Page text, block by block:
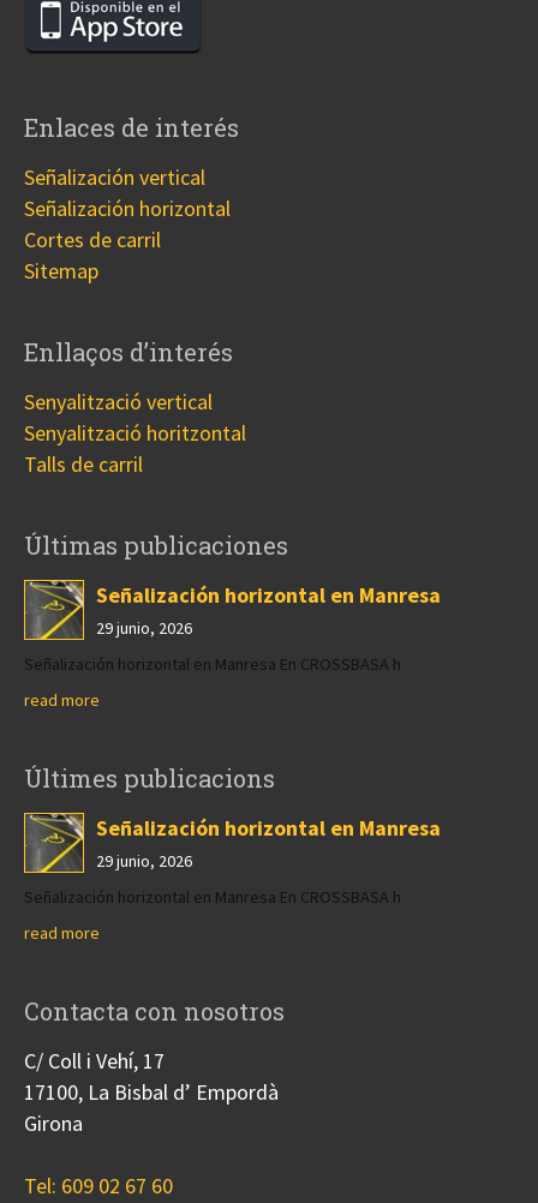
Enlaces de interés
Señalización vertical
Señalización horizontal
Cortes de carril
Sitemap
Enllaços d’interés
Senyalització vertical
Senyalització horitzontal
Talls de carril
Últimas publicaciones
Señalización horizontal en Manresa
29 junio, 2026
Señalización horizontal en Manresa En CROSSBASA h
read more
Últimes publicacions
Señalización horizontal en Manresa
29 junio, 2026
Señalización horizontal en Manresa En CROSSBASA h
read more
Contacta con nosotros
C/ Coll i Vehí, 17
17100, La Bisbal d’ Empordà
Girona
Tel: 609 02 67 60